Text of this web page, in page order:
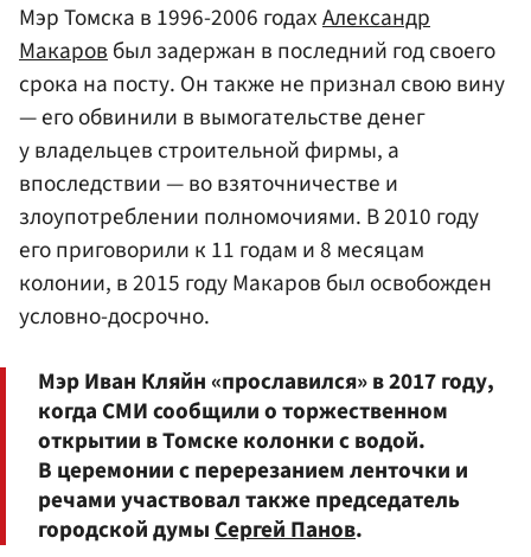
Мэр Томска в 1996-2006 годахАлександр
Макаровбыл задержан в последний год своего
срока на посту. Он также не признал свою вину
— его обвинили в вымогательстве денег
у владельцев строительной фирмы, а
впоследствии — во взяточничестве и
злоупотреблении полномочиями. В 2010 году
его приговорили к 11 годам и 8 месяцам
колонии, в 2015 году Макаров был освобожден
условно-досрочно.
Мэр Иван Кляйн «прославился» в 2017 году,
когда СМИ сообщили о торжественном
открытии в Томске колонки с водой.
В церемонии с перерезанием ленточки и
речами участвовал также председатель
городской думыСергей Панов.